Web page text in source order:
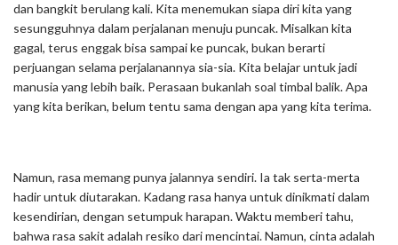
dan bangkit berulang kali. Kita menemukan siapa diri kita yang
sesungguhnya dalam perjalanan menuju puncak. Misalkan kita
gagal, terus enggak bisa sampai ke puncak, bukan berarti
perjuangan selama perjalanannya sia-sia. Kita belajar untuk jadi
manusia yang lebih baik. Perasaan bukanlah soal timbal balik. Apa
yang kita berikan, belum tentu sama dengan apa yang kita terima.
Namun, rasa memang punya jalannya sendiri. Ia tak serta-merta
hadir untuk diutarakan. Kadang rasa hanya untuk dinikmati dalam
kesendirian, dengan setumpuk harapan. Waktu memberi tahu,
bahwa rasa sakit adalah resiko dari mencintai. Namun, cinta adalah